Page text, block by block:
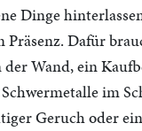
Dinge
Präsenz. Dafür
Wand, ein
im
Geruch oder